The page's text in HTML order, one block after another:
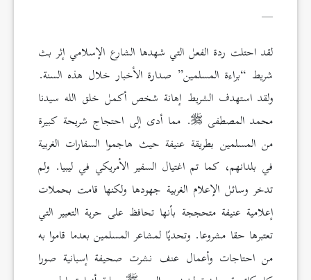
__
لقد احتلت ردة الفعل التي شهدها الشارع الإسلامي إثر بث
شريط “براءة المسلمين” صدارة الأخبار خلال هذه السنة.
ولقد استهدف الشريط إهانة شخص أكمل خلق الله سيدنا
محمد المصطفى . مما أدى إلى احتجاج شريحة كبيرة
من المسلمين بطريقة عنيفة حيث هاجموا السفارات الغربية
في بلدانهم، كما تم اغتيال السفير الأمريكي في ليبيا. ولم
تدخر وسائل الإعلام الغربية جهودها ولكنها قامت بحملات
إعلامية عنيفة متحججة بأنها تحافظ على حرية التعبير التي
تعتبرها حقا مشروعا. وتحديًا لمشاعر المسلمين بعدما قاموا به
من احتاجات وأعمال عنف نشرت صحيفة إسبانية صورا